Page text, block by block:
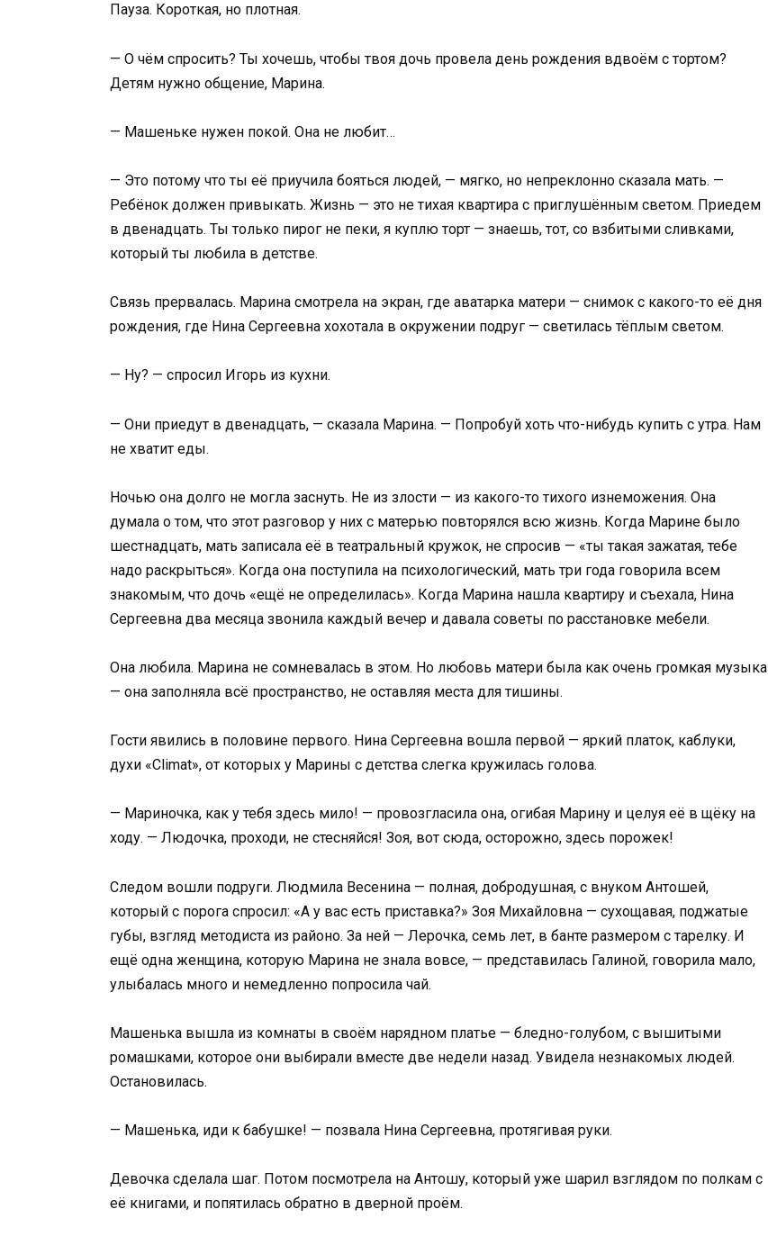
Пауза. Короткая, но плотная.
— О чём спросить? Ты хочешь, чтобы твоя дочь провела день рождения вдвоём с тортом?
Детям нужно общение, Марина.
— Машеньке нужен покой. Она не любит…
— Это потому что ты её приучила бояться людей, — мягко, но непреклонно сказала мать. —
Ребёнок должен привыкать. Жизнь — это не тихая квартира с приглушённым светом. Приедем
в двенадцать. Ты только пирог не пеки, я куплю торт — знаешь, тот, со взбитыми сливками,
который ты любила в детстве.
Связь прервалась. Марина смотрела на экран, где аватарка матери — снимок с какого-то её дня
рождения, где Нина Сергеевна хохотала в окружении подруг — светилась тёплым светом.
— Ну? — спросил Игорь из кухни.
— Они приедут в двенадцать, — сказала Марина. — Попробуй хоть что-нибудь купить с утра. Нам
не хватит еды.
Ночью она долго не могла заснуть. Не из злости — из какого-то тихого изнеможения. Она
думала о том, что этот разговор у них с матерью повторялся всю жизнь. Когда Марине было
шестнадцать, мать записала её в театральный кружок, не спросив — «ты такая зажатая, тебе
надо раскрыться». Когда она поступила на психологический, мать три года говорила всем
знакомым, что дочь «ещё не определилась». Когда Марина нашла квартиру и съехала, Нина
Сергеевна два месяца звонила каждый вечер и давала советы по расстановке мебели.
Она любила. Марина не сомневалась в этом. Но любовь матери была как очень громкая музыка
— она заполняла всё пространство, не оставляя места для тишины.
Гости явились в половине первого. Нина Сергеевна вошла первой — яркий платок, каблуки,
духи «Climat», от которых у Марины с детства слегка кружилась голова.
— Мариночка, как у тебя здесь мило! — провозгласила она, огибая Марину и целуя её в щёку на
ходу. — Людочка, проходи, не стесняйся! Зоя, вот сюда, осторожно, здесь порожек!
Следом вошли подруги. Людмила Весенина — полная, добродушная, с внуком Антошей,
который с порога спросил: «А у вас есть приставка?» Зоя Михайловна — сухощавая, поджатые
губы, взгляд методиста из районо. За ней — Лерочка, семь лет, в банте размером с тарелку. И
ещё одна женщина, которую Марина не знала вовсе, — представилась Галиной, говорила мало,
улыбалась много и немедленно попросила чай.
Машенька вышла из комнаты в своём нарядном платье — бледно-голубом, с вышитыми
ромашками, которое они выбирали вместе две недели назад. Увидела незнакомых людей.
Остановилась.
— Машенька, иди к бабушке! — позвала Нина Сергеевна, протягивая руки.
Девочка сделала шаг. Потом посмотрела на Антошу, который уже шарил взглядом по полкам с
её книгами, и попятилась обратно в дверной проём.